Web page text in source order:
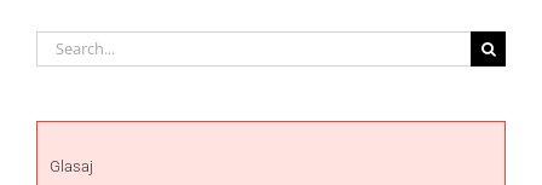
Search
for:
Glasaj